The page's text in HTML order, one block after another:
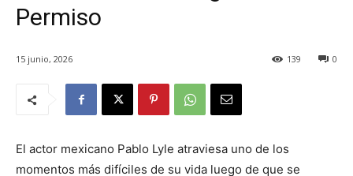
Permiso
15 junio, 2026 0
139
El actor mexicano Pablo Lyle atraviesa uno de los
momentos más difíciles de su vida luego de que se